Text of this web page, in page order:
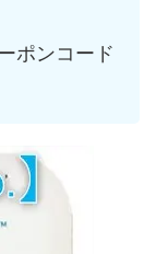
ポンコード